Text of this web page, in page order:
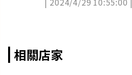
相關店家